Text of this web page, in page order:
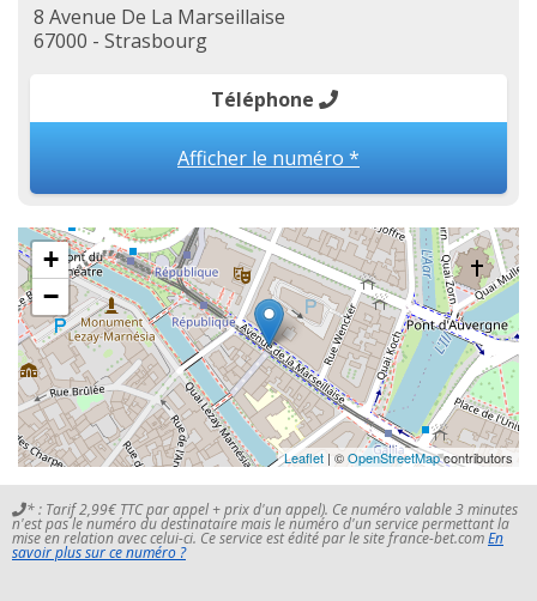
8 Avenue De La Marseillaise
67000 - Strasbourg
Téléphone
Afficher le numéro *
+
−
Leaflet | ©OpenStreetMapcontributors
* : Tarif 2,99€ TTC par appel + prix d'un appel). Ce numéro valable 3 minutes
n'est pas le numéro du destinataire mais le numéro d'un service permettant la
mise en relation avec celui-ci. Ce service est édité par le site france-bet.comEn
savoir plus sur ce numéro ?